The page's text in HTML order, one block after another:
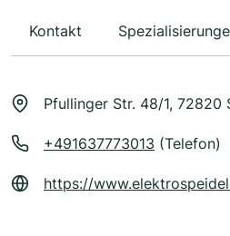
Kontakt
Pfullinger Str. 48/1, 72820
+491637773013 (Telefon)
https://